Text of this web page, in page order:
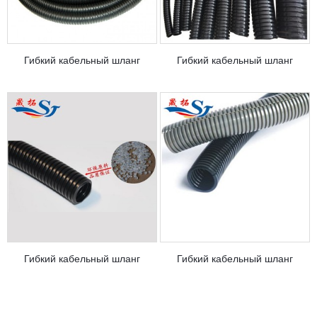
Гибкий кабельный шланг Гибкий кабельный шланг
Гибкий кабельный шланг Гибкий кабельный шланг